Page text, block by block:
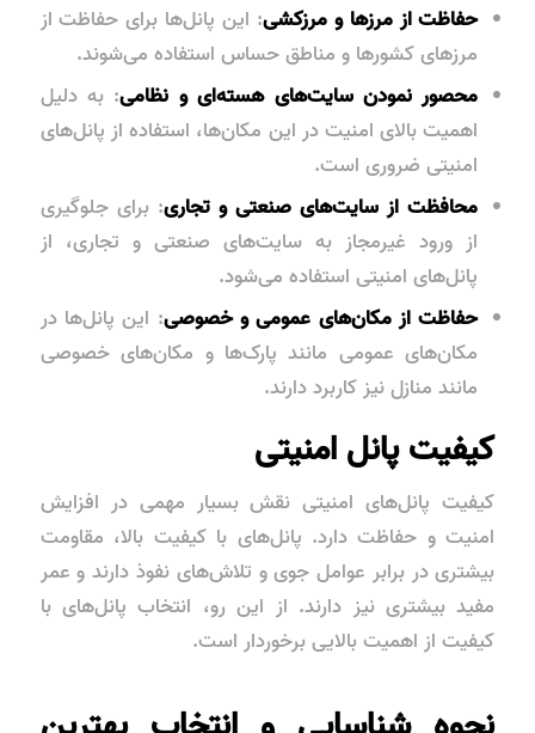
حفاظت از مرزها و مرزکشی: این پانل‌ها برای حفاظت از
مرزهای کشورها و مناطق حساس استفاده می‌شوند.
محصور نمودن سایت‌های هسته‌ای و نظامی: به دلیل
اهمیت بالای امنیت در این مکان‌ها، استفاده از پانل‌های
امنیتی ضروری است.
محافظت از سایت‌های صنعتی و تجاری: برای جلوگیری
از ورود غیرمجاز به سایت‌های صنعتی و تجاری، از
پانل‌های امنیتی استفاده می‌شود.
حفاظت از مکان‌های عمومی و خصوصی: این پانل‌ها در
مکان‌های عمومی مانند پارک‌ها و مکان‌های خصوصی
مانند منازل نیز کاربرد دارند.
کیفیت پانل امنیتی
کیفیت پانل‌های امنیتی نقش بسیار مهمی در افزایش
امنیت و حفاظت دارد. پانل‌های با کیفیت بالا، مقاومت
بیشتری در برابر عوامل جوی و تلاش‌های نفوذ دارند و عمر
مفید بیشتری نیز دارند. از این رو، انتخاب پانل‌های با
کیفیت از اهمیت بالایی برخوردار است.